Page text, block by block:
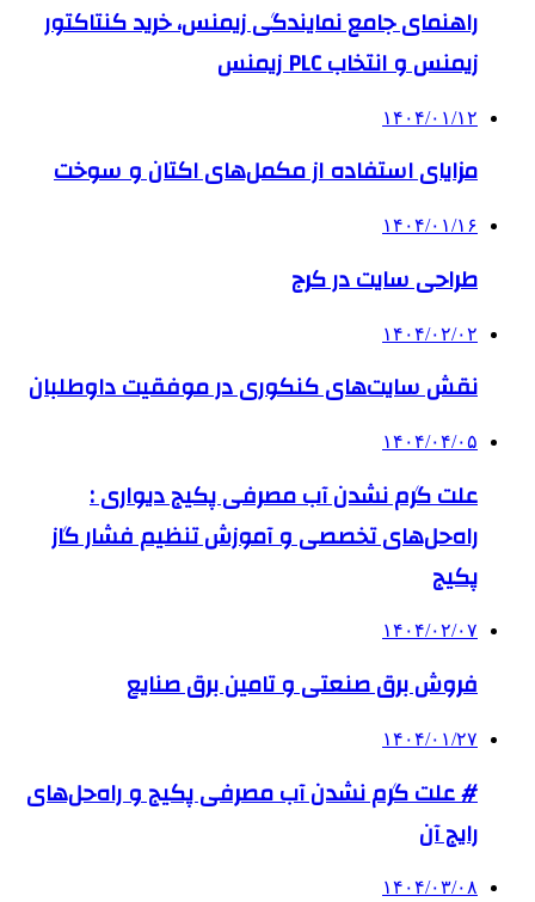
راهنمای جامع نمایندگی زیمنس، خرید کنتاکتور
زیمنس و انتخاب PLC زیمنس
۱۴۰۴/۰۱/۱۲
مزایای استفاده از مکمل‌های اکتان و سوخت
۱۴۰۴/۰۱/۱۶
طراحی سایت در کرج
۱۴۰۴/۰۲/۰۲
نقش سایت‌های کنکوری در موفقیت داوطلبان
۱۴۰۴/۰۴/۰۵
علت گرم نشدن آب مصرفی پکیج دیواری :
راه‌حل‌های تخصصی و آموزش تنظیم فشار گاز
پکیج
۱۴۰۴/۰۲/۰۷
فروش برق صنعتی و تامین برق صنایع
۱۴۰۴/۰۱/۲۷
# علت گرم نشدن آب مصرفی پکیج و راه‌حل‌های
رایج آن
۱۴۰۴/۰۳/۰۸